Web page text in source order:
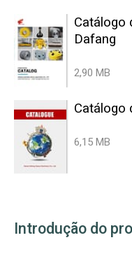
Catálogo
Dafang
2,90 MB
Catálogo
6,15 MB
Introdução do